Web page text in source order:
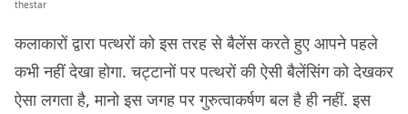
thestar
कलाकारों द्वारा पत्थरों को इस तरह से बैलेंस करते हुए आपने पहले
कभी नहीं देखा होगा. चट्टानों पर पत्थरों की ऐसी बैलेंसिंग को देखकर
ऐसा लगता है, मानो इस जगह पर गुरुत्वाकर्षण बल है ही नहीं. इस